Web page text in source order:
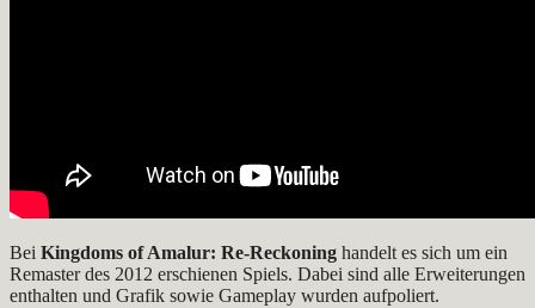
Bei Kingdoms of Amalur: Re-Reckoning handelt es sich um ein
Remaster des 2012 erschienen Spiels. Dabei sind alle Erweiterungen
enthalten und Grafik sowie Gameplay wurden aufpoliert.